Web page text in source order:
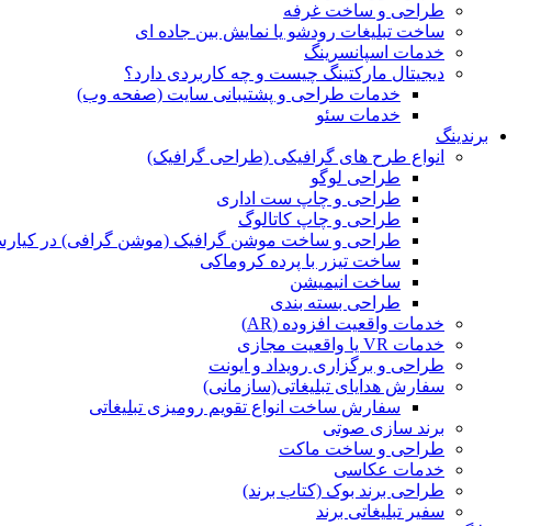
طراحی و ساخت غرفه
ساخت تبلیغات رودشو یا نمایش بین جاده ای
خدمات اسپانسرینگ
دیجیتال مارکتینگ چیست و چه کاربردی دارد؟
خدمات طراحی و پشتیبانی سایت (صفحه وب)
خدمات سئو
برندینگ
انواع طرح های گرافیکی (طراحی گرافیک)
طراحی لوگو
طراحی و چاپ ست اداری
طراحی و چاپ کاتالوگ
طراحی و ساخت موشن گرافیک (موشن گرافی) در
ساخت تیزر با پرده کروماکی
ساخت انیمیشن
طراحی بسته بندی
خدمات واقعیت افزوده (AR)
خدمات VR یا واقعیت مجازی
طراحی و برگزاری رویداد و ایونت
سفارش هدایای تبلیغاتی(سازمانی)
سفارش ساخت انواع تقویم رومیزی تبلیغاتی
برند سازی صوتی
طراحی و ساخت ماکت
خدمات عکاسی
طراحی برند بوک (کتاب برند)
سفیر تبلیغاتی برند